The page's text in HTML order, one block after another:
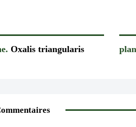
Oxalis triangularis